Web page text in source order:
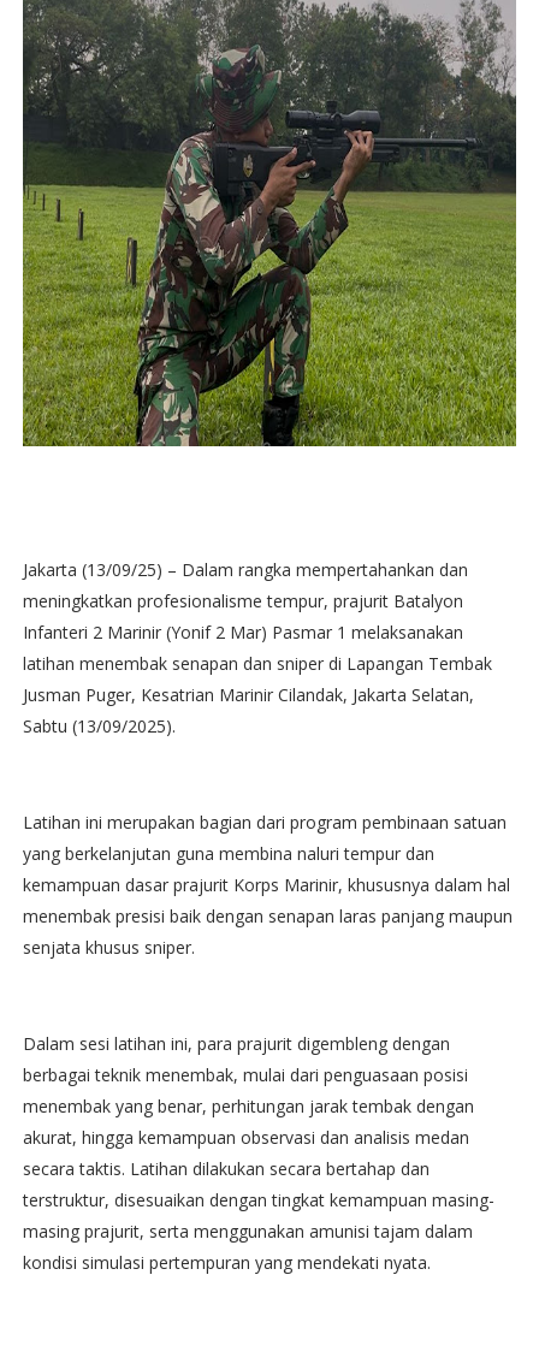
Jakarta (13/09/25) – Dalam rangka mempertahankan dan
meningkatkan profesionalisme tempur, prajurit Batalyon
Infanteri 2 Marinir (Yonif 2 Mar) Pasmar 1 melaksanakan
latihan menembak senapan dan sniper di Lapangan Tembak
Jusman Puger, Kesatrian Marinir Cilandak, Jakarta Selatan,
Sabtu (13/09/2025).
Latihan ini merupakan bagian dari program pembinaan satuan
yang berkelanjutan guna membina naluri tempur dan
kemampuan dasar prajurit Korps Marinir, khususnya dalam hal
menembak presisi baik dengan senapan laras panjang maupun
senjata khusus sniper.
Dalam sesi latihan ini, para prajurit digembleng dengan
berbagai teknik menembak, mulai dari penguasaan posisi
menembak yang benar, perhitungan jarak tembak dengan
akurat, hingga kemampuan observasi dan analisis medan
secara taktis. Latihan dilakukan secara bertahap dan
terstruktur, disesuaikan dengan tingkat kemampuan masing-
masing prajurit, serta menggunakan amunisi tajam dalam
kondisi simulasi pertempuran yang mendekati nyata.